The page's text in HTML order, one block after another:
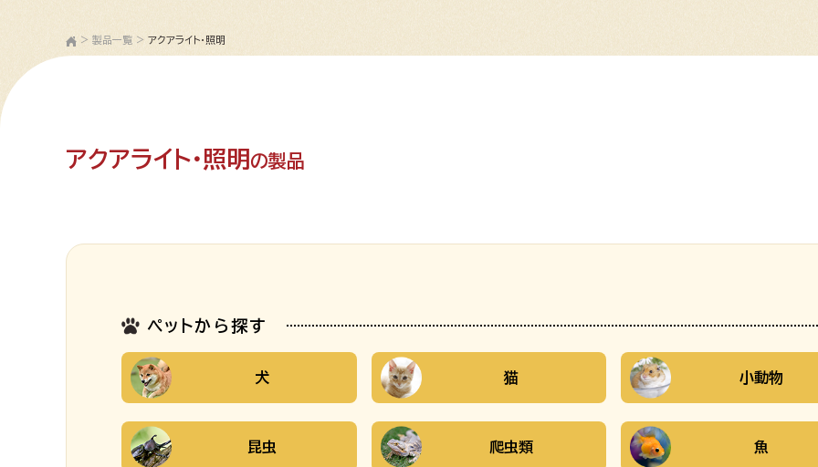
> 製品一覧 > アクアライト・照明
アクアライト・照明 の製品
ペットから探す
犬 猫 小動物
昆虫 爬虫類 魚